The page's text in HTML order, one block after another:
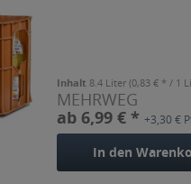
Inhalt 8.4 Liter(0,83 € * / 1
MEHRWEG
ab 6,99 € *+3,30 €
In den